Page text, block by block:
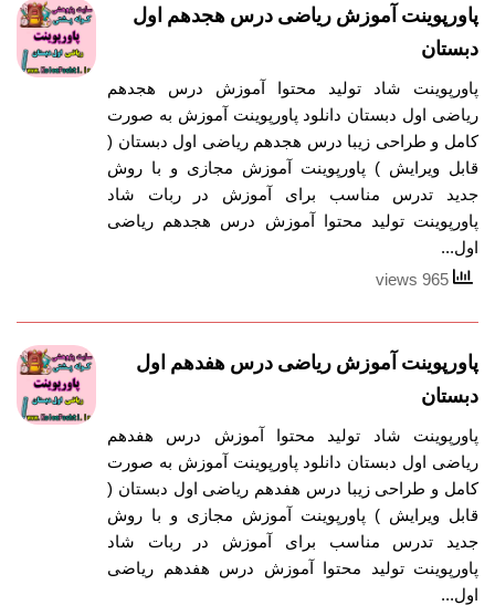
پاورپوینت آموزش ریاضی درس هجدهم اول
دبستان
پاورپوینت شاد تولید محتوا آموزش درس هجدهم
ریاضی اول دبستان دانلود پاورپوینت آموزش به صورت
کامل و طراحی زیبا درس هجدهم ریاضی اول دبستان (
قابل ویرایش ) پاورپوینت آموزش مجازی و با روش
جدید تدرس مناسب برای آموزش در ربات شاد
پاورپوینت تولید محتوا آموزش درس هجدهم ریاضی
اول...
پاورپوینت آموزش ریاضی درس هفدهم اول
دبستان
پاورپوینت شاد تولید محتوا آموزش درس هفدهم
ریاضی اول دبستان دانلود پاورپوینت آموزش به صورت
کامل و طراحی زیبا درس هفدهم ریاضی اول دبستان (
قابل ویرایش ) پاورپوینت آموزش مجازی و با روش
جدید تدرس مناسب برای آموزش در ربات شاد
پاورپوینت تولید محتوا آموزش درس هفدهم ریاضی
اول...